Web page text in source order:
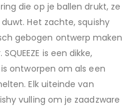
die op je ballen drukt, ze
Het zachte, squishy
gebogen ontwerp maken
is een dikke,
ontworpen om als een
Elk uiteinde van
vulling om je zaadzware